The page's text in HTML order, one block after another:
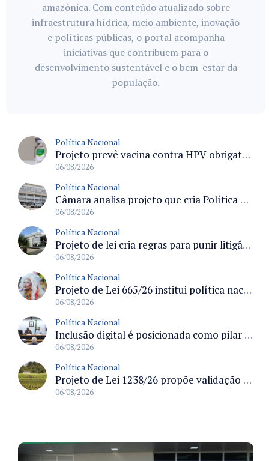
amazônica. Com conteúdo atualizado sobre
infraestrutura hídrica, meio ambiente, inovação
e políticas públicas, o portal acompanha
iniciativas que contribuem para o
desenvolvimento sustentável e o bem-estar da
população.
Política Nacional
Projeto prevê vacina contra HPV obrigatória e testes moleculares para rastreamento do câncer do colo do útero
06/08/2026
Política Nacional
Câmara analisa projeto que cria Política Nacional de Qualificação e Valorização da Preceptoria na Residência Médica
06/08/2026
Política Nacional
Projeto de lei cria regras para punir litigância abusiva reversa e integrar sistemas do Judiciário
06/08/2026
Política Nacional
Projeto de Lei 665/26 institui política nacional para prevenção ao transfeminicídio e prevê medidas de proteção e reparação
06/08/2026
Política Nacional
Inclusão digital é posicionada como pilar essencial da reurbanização de favelas e periferias
06/08/2026
Política Nacional
Projeto de Lei 1238/26 propõe validação automática do Cadastro Ambiental Rural para imóveis de até quatro módulos fiscais
06/08/2026